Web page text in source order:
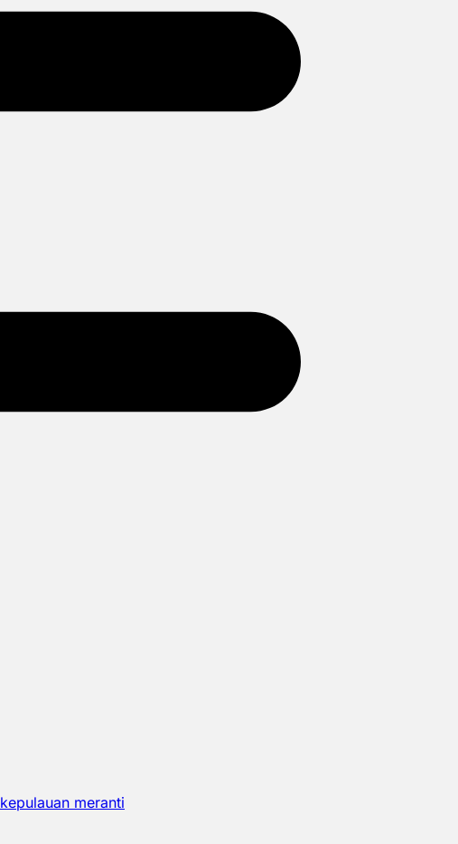
kepulauan meranti